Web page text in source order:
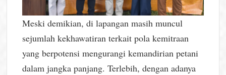
Meski demikian, di lapangan masih muncul
sejumlah kekhawatiran terkait pola kemitraan
yang berpotensi mengurangi kemandirian petani
dalam jangka panjang. Terlebih, dengan adanya